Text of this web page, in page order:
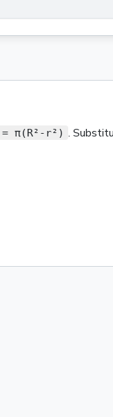
π(R²-r²) .